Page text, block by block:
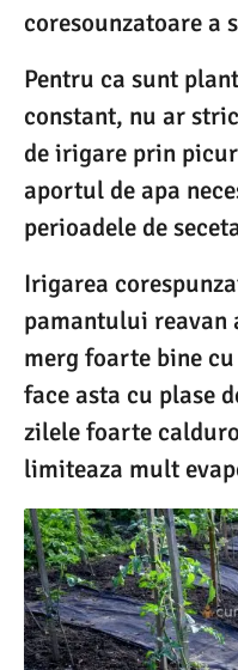
coresounzatoare a
Pentru ca sunt
constant, nu ar
de irigare prin
aportul de apa
perioadele de
Irigarea
pamantului reavan
merg foarte bine
face asta cu plase
zilele foarte
limiteaza mult